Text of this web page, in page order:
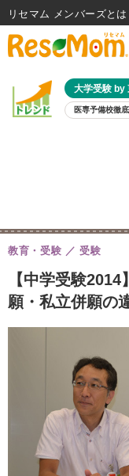
大学受験 by
医専予備校徹
【中学受験
願・私立併願の
教育・受験 受験
リセマム メンバーズ